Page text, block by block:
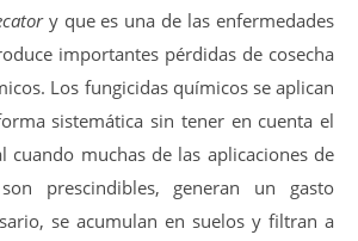
y que es una de las enfermedades
importantes pérdidas de cosecha
Los fungicidas químicos se aplican
sistemática sin tener en cuenta el
cuando muchas de las aplicaciones de
prescindibles, generan un gasto
se acumulan en suelos y filtran a